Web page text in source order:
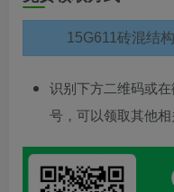
15G611砖混结
识别下方二维码或
号，可以领取其他